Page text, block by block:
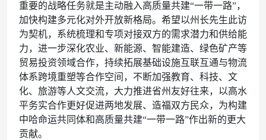
重要的战略任务就是主动融入高质量共建“一带一路”，
加快构建多元化对外开放新格局。希望以州长先生此访
为契机，系统梳理和专项对接双方的需求潜力和供给能
力，进一步深化农业、新能源、智能建造、绿色矿产等
贸易投资领域合作，持续拓展基础设施互联互通与物流
体系跨境重塑等合作空间，不断加强教育、科技、文
化、旅游等人文交流，大力推进省州友好往来，以高水
平务实合作更好促进两地发展、造福双方民众，为构建
中哈命运共同体和高质量共建“一带一路”作出新的更大
贡献。